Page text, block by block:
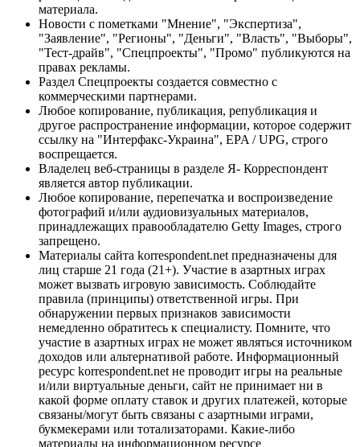
материала.
Новости с пометками "Мнение", "Экспертиза",
"Заявление", "Регионы", "Деньги", "Власть", "Выборы",
"Тест-драйв", "Спецпроекты", "Промо" публикуются на
правах рекламы.
Раздел Спецпроекты создается совместно с
коммерческими партнерами.
Любое копирование, публикация, републикация и
другое распространение информации, которое содержит
ссылку на "Интерфакс-Украина", EPA / UPG, строго
воспрещается.
Владелец веб-страницы в разделе Я- Корреспондент
является автор публикации.
Любое копирование, перепечатка и воспроизведение
фотографий и/или аудиовизуальных материалов,
принадлежащих правообладателю Getty Images, строго
запрещено.
Материалы сайта korrespondent.net предназначены для
лиц старше 21 года (21+). Участие в азартных играх
может вызвать игровую зависимость. Соблюдайте
правила (принципы) ответственной игры. При
обнаружении первых признаков зависимости
немедленно обратитесь к специалисту. Помните, что
участие в азартных играх не может являться источником
доходов или альтернативой работе. Информационный
ресурс korrespondent.net не проводит игры на реальные
и/или виртуальные деньги, сайт не принимает ни в
какой форме оплату ставок и других платежей, которые
связаны/могут быть связаны с азартными играми,
букмекерами или тотализаторами. Какие-либо
материалы на информационном ресурсе